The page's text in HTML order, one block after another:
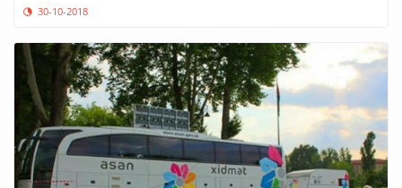
30-10-2018